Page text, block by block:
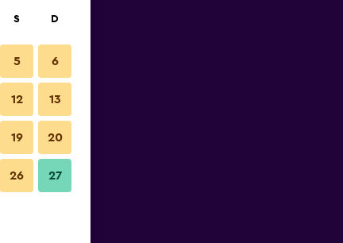
S D
5 6
12 13
19 20
26 27